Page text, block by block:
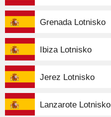
Grenada Lotnisko
Ibiza Lotnisko
Jerez Lotnisko
Lanzarote Lotnisko